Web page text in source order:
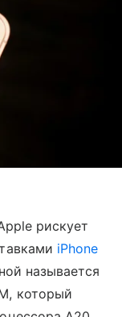
рискует
iPhone
называется
который